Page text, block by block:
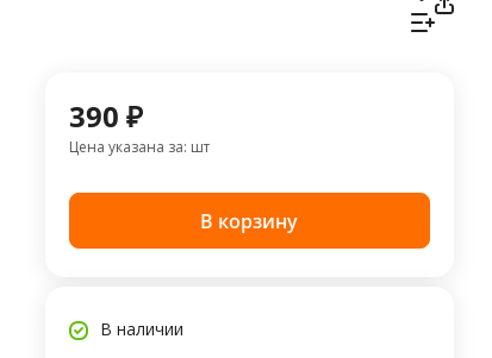
390 ₽
Цена указана за: шт
В корзину
В наличии